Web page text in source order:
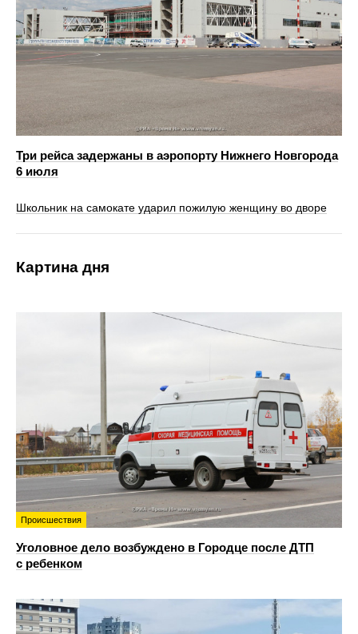
Три рейса задержаны в аэропорту Нижнего Новгорода
6 июля
Школьник на самокате ударил пожилую женщину во дворе
Картина дня
Происшествия
Уголовное дело возбуждено в Городце после ДТП
с ребенком